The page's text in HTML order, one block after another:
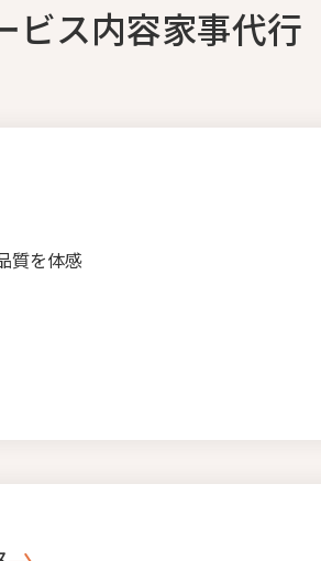
ビス内容家事代
質を体感